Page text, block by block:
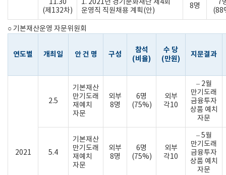
11.30
(제132차)
1. 2021년 경기문화재단 제4회
운영직 직원채용 계획(안)
8명
7
○ 기본재산운영 자문위원회
연도별 개최일 안 건 명 구성
참석
(비율)
수 당
(만원)
지문결과
2021
2.5
기본재산
만기도래
재예치
자문
외부
8명
6명
(75%)
외부
각10
– 2월
만기도래
금융투자
상품 예치
자문
5.4
기본재산
만기도래
재예치
자문
외부
8명
6명
(75%)
외부
각10
– 5월
만기도래
금융투자
상품 예치
자문